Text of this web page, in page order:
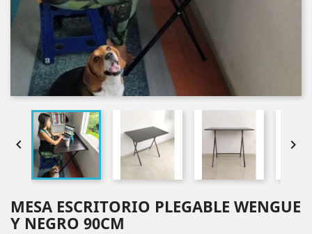
 
MESA ESCRITORIO PLEGABLE WENGUE
Y NEGRO 90CM